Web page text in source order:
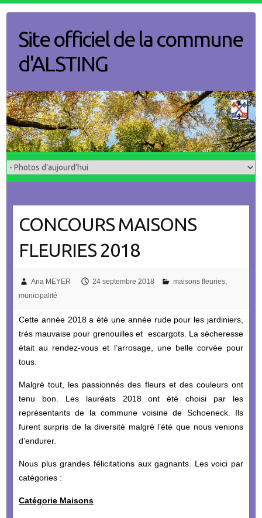
contentSite officiel de la commune
d'ALSTING
CONCOURS MAISONS
FLEURIES 2018
Ana MEYER 24 septembre 2018 maisons fleuries,
municipalité
Cette année 2018 a été une année rude pour les jardiniers,
très mauvaise pour grenouilles et escargots. La sécheresse
était au rendez-vous et l’arrosage, une belle corvée pour
tous.
Malgré tout, les passionnés des fleurs et des couleurs ont
tenu bon. Les lauréats 2018 ont été choisi par les
représentants de la commune voisine de Schoeneck. Ils
furent surpris de la diversité malgré l’été que nous venions
d’endurer.
Nous plus grandes félicitations aux gagnants. Les voici par
catégories :
Catégorie Maisons